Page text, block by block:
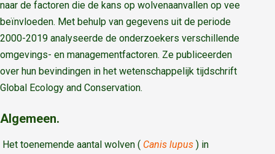
naar de factoren die de kans op wolvenaanvallen op vee
beïnvloeden. Met behulp van gegevens uit de periode
2000-2019 analyseerde de onderzoekers verschillende
omgevings- en managementfactoren. Ze publiceerden
over hun bevindingen in het wetenschappelijk tijdschrift
Global Ecology and Conservation.
Algemeen.
Het toenemende aantal wolven ( Canis lupus ) in